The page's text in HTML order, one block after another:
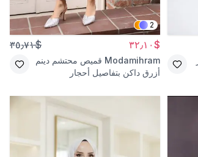
2
$٣٢٫١٠ $٣٥٫٧١
Modamihram قميص محتشم دينم
أزرق داكن بتفاصيل أحجار